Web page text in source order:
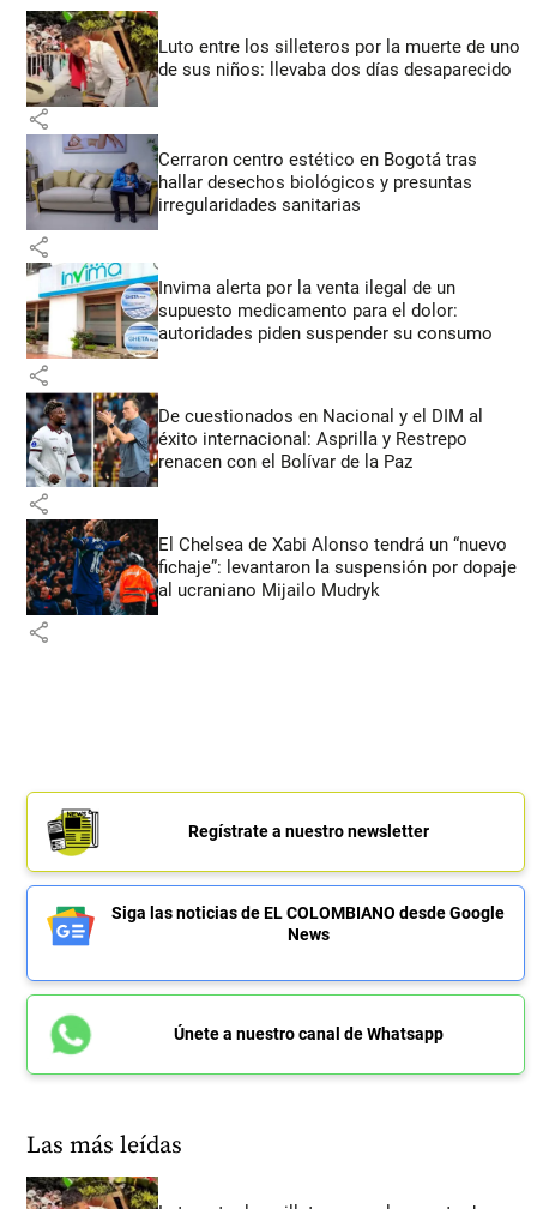
Luto entre los silleteros por la muerte de uno
de sus niños: llevaba dos días desaparecido
share
Cerraron centro estético en Bogotá tras
hallar desechos biológicos y presuntas
irregularidades sanitarias
share
Invima alerta por la venta ilegal de un
supuesto medicamento para el dolor:
autoridades piden suspender su consumo
share
De cuestionados en Nacional y el DIM al
éxito internacional: Asprilla y Restrepo
renacen con el Bolívar de la Paz
share
El Chelsea de Xabi Alonso tendrá un “nuevo
fichaje”: levantaron la suspensión por dopaje
al ucraniano Mijailo Mudryk
share
Regístrate a nuestro newsletter
Siga las noticias de EL COLOMBIANO desde Google
News
Únete a nuestro canal de Whatsapp
Las más leídas